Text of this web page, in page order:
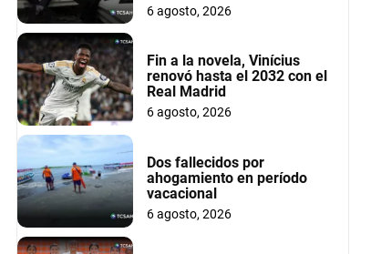
6 agosto, 2026
Fin a la novela, Vinícius
renovó hasta el 2032 con el
Real Madrid
6 agosto, 2026
Dos fallecidos por
ahogamiento en período
vacacional
6 agosto, 2026